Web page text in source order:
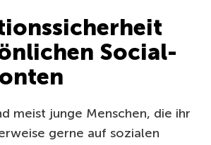
Social-
meist junge Menschen, die ihr
gerne auf sozialen